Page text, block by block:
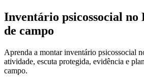
Inventário psicossocial no
de campo
Aprenda a montar inventário psicossocial
atividade, escuta protegida, evidência e
campo.